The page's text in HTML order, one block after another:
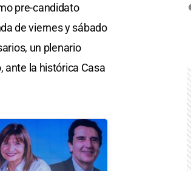
pre-candidato
de viernes y sábado
un plenario
ante la histórica Casa